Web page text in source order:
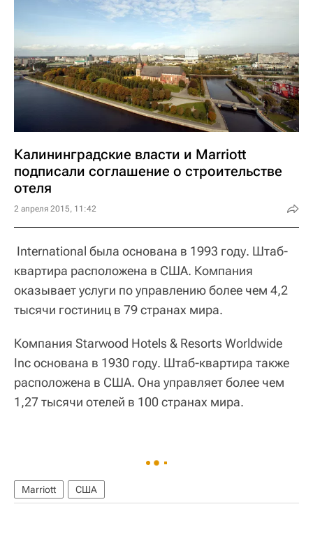
Калининградские власти и Marriott
подписали соглашение о строительстве
отеля
2 апреля 2015, 11:42
International была основана в 1993 году. Штаб-
квартира расположена в США. Компания
оказывает услуги по управлению более чем 4,2
тысячи гостиниц в 79 странах мира.
Компания Starwood Hotels & Resorts Worldwide
Inc основана в 1930 году. Штаб-квартира также
расположена в США. Она управляет более чем
1,27 тысячи отелей в 100 странах мира.
Marriott США